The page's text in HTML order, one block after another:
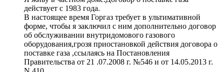
действует с 1983 года.
В настоящее время Горгаз требует в ультимативной
форме, чтобы я заключил с ним дополнительно договор
об обслуживании внутридомового газового
оборудования,грозя приостановкой действия договора о
поставке газа ,ссылаясь на Постановления
Правительства от 21 .07.2008 г. №546 и от 14.05.2013 г.